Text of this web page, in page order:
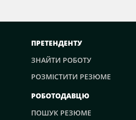
ПРЕТЕНДЕНТУ
ЗНАЙТИ РОБОТУ
РОЗМІСТИТИ РЕЗЮМЕ
РОБОТОДАВЦЮ
ПОШУК РЕЗЮМЕ